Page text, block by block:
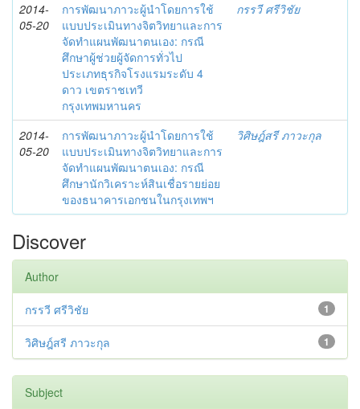
2014-
05-20
การพัฒนาภาวะผู้นำโดยการใช้
แบบประเมินทางจิตวิทยาและการ
จัดทำแผนพัฒนาตนเอง: กรณี
ศึกษาผู้ช่วยผู้จัดการทั่วไป
ประเภทธุรกิจโรงแรมระดับ 4
ดาว เขตราชเทวี
กรุงเทพมหานคร
กรรวี ศรีวิชัย
2014-
05-20
การพัฒนาภาวะผู้นำโดยการใช้
แบบประเมินทางจิตวิทยาและการ
จัดทำแผนพัฒนาตนเอง: กรณี
ศึกษานักวิเคราะห์สินเชื่อรายย่อย
ของธนาคารเอกชนในกรุงเทพฯ
วิศิษฎ์สรี ภาวะกุล
Discover
Author
1
กรรวี ศรีวิชัย
1
วิศิษฎ์สรี ภาวะกุล
Subject